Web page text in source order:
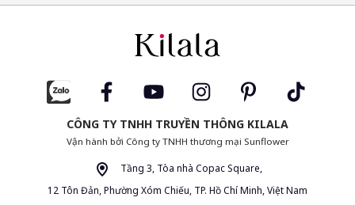
CÔNG TY TNHH TRUYỀN THÔNG KILALA
Vận hành bởi Công ty TNHH thương mại Sunflower
Tầng 3, Tòa nhà Copac Square,
12 Tôn Đản, Phường Xóm Chiếu, TP. Hồ Chí Minh, Việt Nam